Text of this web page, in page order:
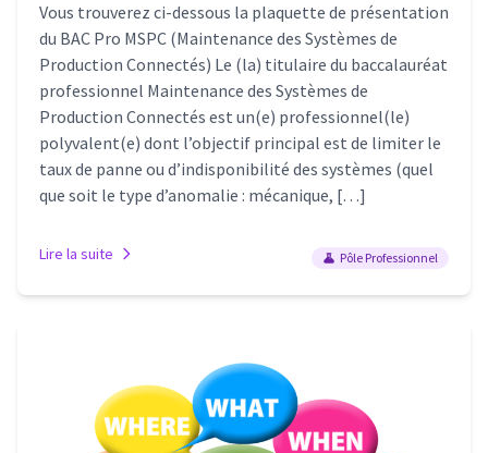
Vous trouverez ci-dessous la plaquette de présentation
du BAC Pro MSPC (Maintenance des Systèmes de
Production Connectés) Le (la) titulaire du baccalauréat
professionnel Maintenance des Systèmes de
Production Connectés est un(e) professionnel(le)
polyvalent(e) dont l’objectif principal est de limiter le
taux de panne ou d’indisponibilité des systèmes (quel
que soit le type d’anomalie : mécanique, […]
Lire la suite Pôle Professionnel